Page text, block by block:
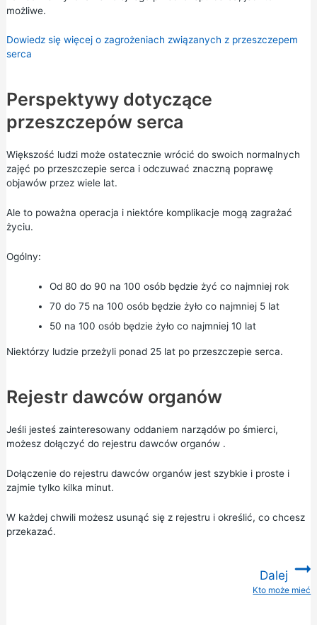
możliwe.
Dowiedz się więcej o zagrożeniach związanych z przeszczepem
serca
Perspektywy dotyczące
przeszczepów serca
Większość ludzi może ostatecznie wrócić do swoich normalnych
zajęć po przeszczepie serca i odczuwać znaczną poprawę
objawów przez wiele lat.
Ale to poważna operacja i niektóre komplikacje mogą zagrażać
życiu.
Ogólny:
Od 80 do 90 na 100 osób będzie żyć co najmniej rok
70 do 75 na 100 osób będzie żyło co najmniej 5 lat
50 na 100 osób będzie żyło co najmniej 10 lat
Niektórzy ludzie przeżyli ponad 25 lat po przeszczepie serca.
Rejestr dawców organów
Jeśli jesteś zainteresowany oddaniem narządów po śmierci,
możesz dołączyć do rejestru dawców organów .
Dołączenie do rejestru dawców organów jest szybkie i proste i
zajmie tylko kilka minut.
W każdej chwili możesz usunąć się z rejestru i określić, co chcesz
przekazać.
Dalej
Kto może mieć